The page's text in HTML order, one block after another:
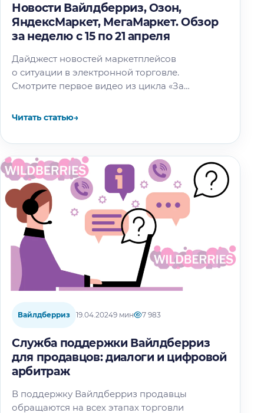
Новости Вайлдберриз, Озон,
ЯндексМаркет, МегаМаркет. Обзор
за неделю с 15 по 21 апреля
Дайджест новостей маркетплейсов
о ситуации в электронной торговле.
Смотрите первое видео из цикла «За
реальных продавцов: В этой статье: Новости
Читать статью→
Вайлдберриз 19.04.20249 мин 7 983
Служба поддержки Вайлдберриз
для продавцов: диалоги и цифровой
арбитраж
В поддержку Вайлдберриз продавцы
обращаются на всех этапах торговли